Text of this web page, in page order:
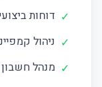
✓ דוחות
✓ ניהול
✓ מנהל